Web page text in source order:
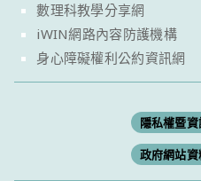
數理科教學分享網
iWIN網路內容防護機構
身心障礙權利公約資訊網
隱私權暨
政府網站